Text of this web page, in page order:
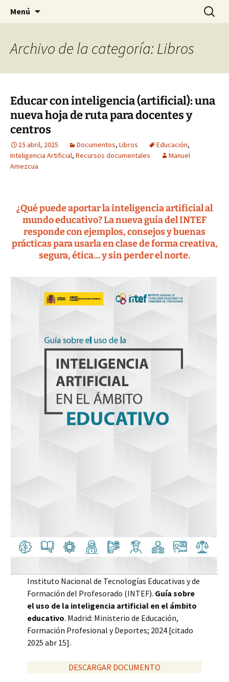
Gomeres
Historia, cultura y pensamiento
Menú Buscar:
Archivo de la categoría: Libros
Educar con inteligencia (artificial): una
nueva hoja de ruta para docentes y
centros
15 abril, 2025 Documentos, Libros Educación,
Inteligencia Artificial, Recursos documentales
Manuel
Amezcua
¿Qué puede aportar la inteligencia artificial al
mundo educativo? La nueva guía del INTEF
responde con ejemplos, consejos y buenas
prácticas para usarla en clase de forma creativa,
segura, ética… y sin perder el norte.
Instituto Nacional de Tecnologías Educativas y de
Formación del Profesorado (INTEF). Guía sobre
el uso de la inteligencia artificial en el ámbito
educativo. Madrid: Ministerio de Educación,
Formación Profesional y Deportes; 2024 [citado
2025 abr 15].
DESCARGAR DOCUMENTO